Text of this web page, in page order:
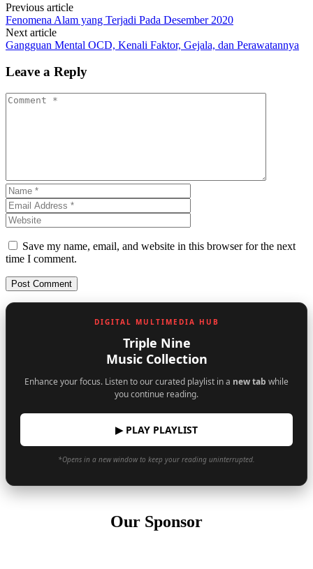
Previous article
Fenomena Alam yang Terjadi Pada Desember 2020
Next article
Gangguan Mental OCD, Kenali Faktor, Gejala, dan Perawatannya
Leave a Reply
Save my name, email, and website in this browser for the next
time I comment.
DIGITAL MULTIMEDIA HUB
Triple Nine
Music Collection
Enhance your focus. Listen to our curated playlist in a new tab while
you continue reading.
▶ PLAY PLAYLIST
*Opens in a new window to keep your reading uninterrupted.
Our Sponsor